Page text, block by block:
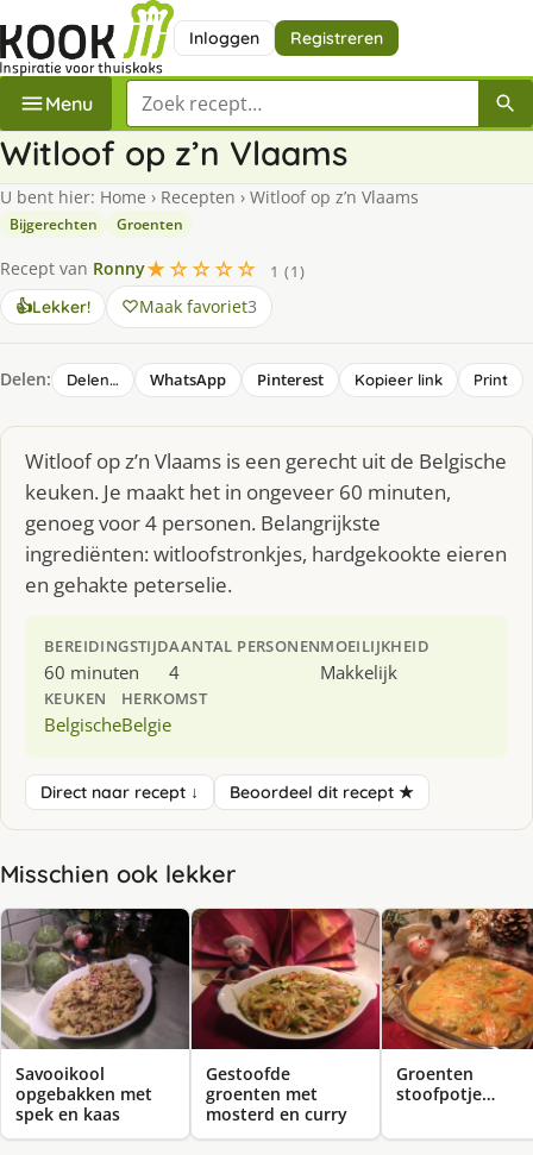
Inloggen Registreren
Menu Zoek een recept
Witloof op z’n Vlaams
U bent hier: Home › Recepten › Witloof op z’n Vlaams
Bijgerechten Groenten
Recept van Ronny★☆☆☆☆
1 (1)
👍Lekker! Maak favoriet3
Delen: Delen… WhatsApp Pinterest Kopieer link Print
Witloof op z’n Vlaams is een gerecht uit de Belgische
keuken. Je maakt het in ongeveer 60 minuten,
genoeg voor 4 personen. Belangrijkste
ingrediënten: witloofstronkjes, hardgekookte eieren
en gehakte peterselie.
BEREIDINGSTIJD
60 minuten
AANTAL PERSONEN
4
MOEILIJKHEID
Makkelijk
KEUKEN
Belgische
HERKOMST
Belgie
Direct naar recept ↓ Beoordeel dit recept ★
Misschien ook lekker
Savooikool
opgebakken met
spek en kaas
Gestoofde
groenten met
mosterd en curry
Groenten
stoofpotje…